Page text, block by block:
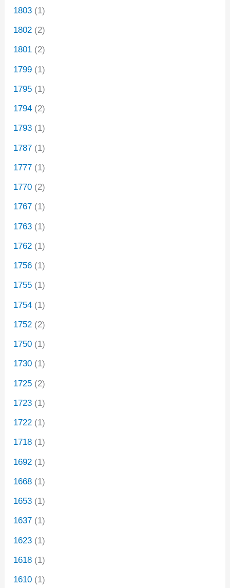
1803 (1)
1802 (2)
1801 (2)
1799 (1)
1795 (1)
1794 (2)
1793 (1)
1787 (1)
1777 (1)
1770 (2)
1767 (1)
1763 (1)
1762 (1)
1756 (1)
1755 (1)
1754 (1)
1752 (2)
1750 (1)
1730 (1)
1725 (2)
1723 (1)
1722 (1)
1718 (1)
1692 (1)
1668 (1)
1653 (1)
1637 (1)
1623 (1)
1618 (1)
1610 (1)